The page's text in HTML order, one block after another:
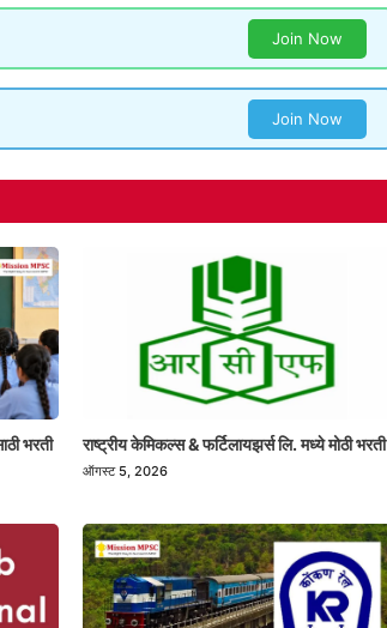
Join Now
Join Now
भरती
राष्ट्रीय केमिकल्स & फर्टिलायझर्स लि. मध्ये मोठी भरती
ऑगस्ट 5, 2026